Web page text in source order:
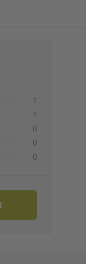
1
1
0
0
0